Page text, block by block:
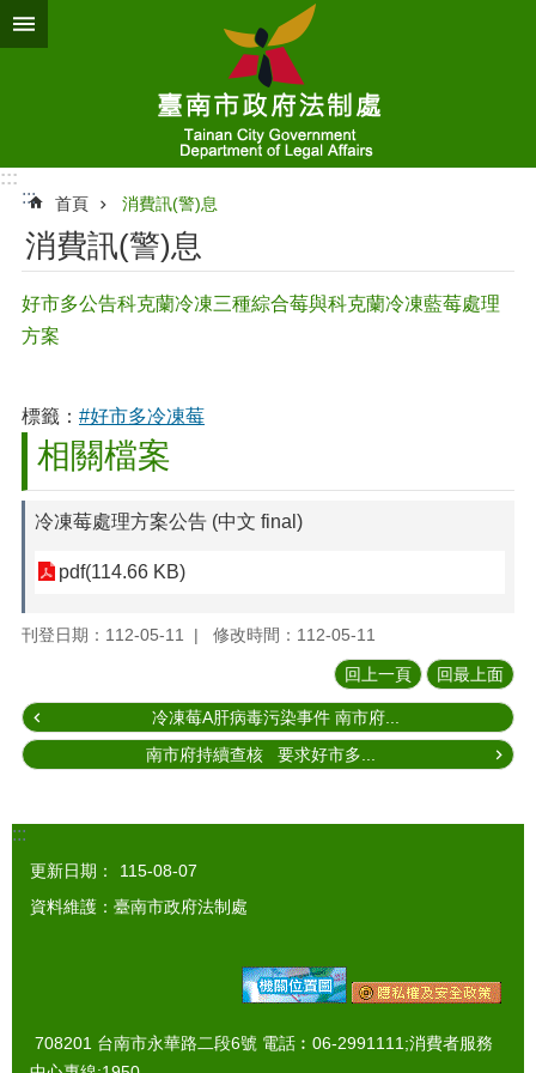
跳到主要內容區塊
:::
:::
首頁 消費訊(警)息
消費訊(警)息
好市多公告科克蘭冷凍三種綜合莓與科克蘭冷凍藍莓處理
方案
標籤： #好市多冷凍莓
相關檔案
冷凍莓處理方案公告 (中文 final)
pdf(114.66 KB)
刊登日期：112-05-11 修改時間：112-05-11
回上一頁 回最上面
冷凍莓A肝病毒污染事件 南市府...
南市府持續查核 要求好市多...
:::
更新日期：
115-08-07
資料維護：臺南市政府法制處
708201 台南市永華路二段6號 電話︰06-2991111;消費者服務